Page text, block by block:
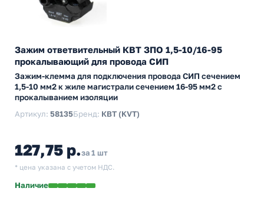
Зажим ответвительный КВТ ЗПО 1,5-10/16-95
прокалывающий для провода СИП
Зажим-клемма для подключения провода СИП сечением
1,5-10 мм2 к жиле магистрали сечением 16-95 мм2 с
прокалыванием изоляции
Артикул: 58135Бренд: КВТ (KVT)
127,75 р.за 1 шт
* цена указана с учетом НДС.
Наличие